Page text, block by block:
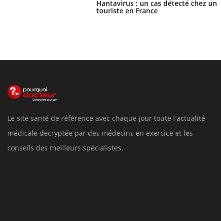
Hantavirus : un cas détecté chez un
touriste en France
Le site santé de référence avec chaque jour toute l'actualité
médicale decryptée par des médecins en exercice et les
conseils des meilleurs spécialistes.